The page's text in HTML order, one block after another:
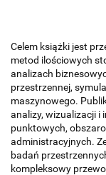
Celem książki jest
metod ilościowych
analizach
przestrzennej,
maszynowego.
analizy, wizualizacji i
punktowych,
administracyjnych.
badań
kompleksowy